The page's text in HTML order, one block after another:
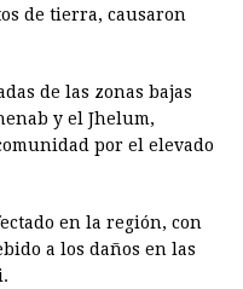
de tierra, causaron
de las zonas bajas
y el Jhelum,
por el elevado
en la región, con
a los daños en las